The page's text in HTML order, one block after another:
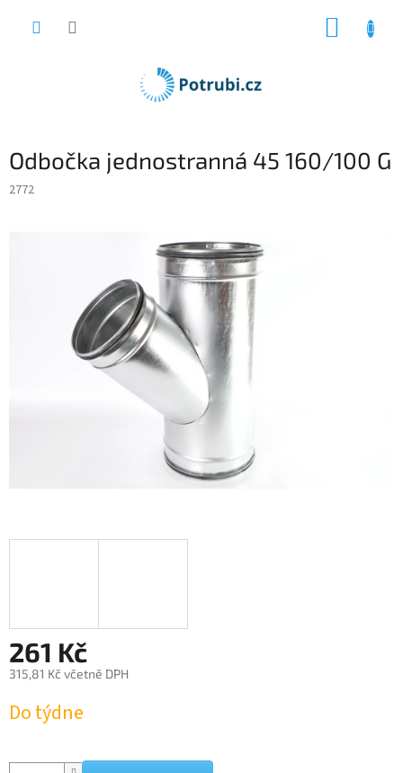
Odbočka jednostranná 45 160/100 G
2772
261 Kč
315,81 Kč včetně DPH
cena:
Do týdne